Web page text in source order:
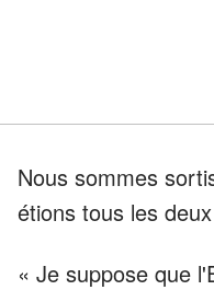
Nous sommes
étions tous les
« Je suppose que